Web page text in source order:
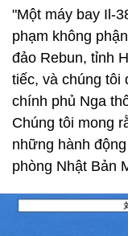
"Một máy bay Il-
phạm không
đảo Rebun, tỉnh
tiếc, và chúng tôi
chính phủ Nga
Chúng tôi mong
những hành
phòng Nhật Bản